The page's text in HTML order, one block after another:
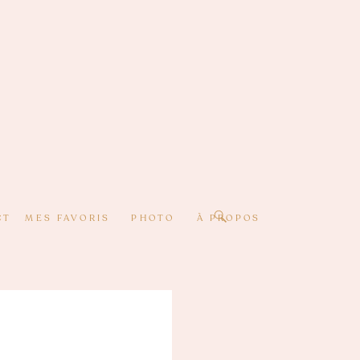
MES FAVORIS PHOTO À PROPOS